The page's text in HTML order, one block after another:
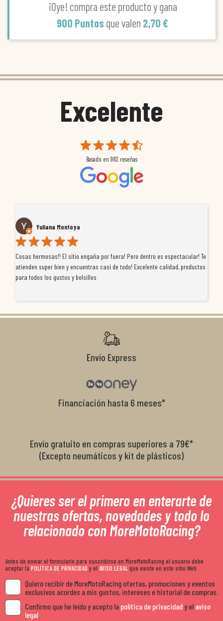
¡Oye! compra este producto y gana
900 Puntos que valen 2,70 €
Excelente
Basado en 982 reseñas
Yuliana Montoya
Cosas hermosas!! El sitio engaña por fuera! Pero dentro es espectacular! Te
atienden super bien y encuentras casi de todo! Excelente calidad, productos
para todos los gustos y bolsillos
Envío Express
Financiación hasta 6 meses*
Envío gratuito en compras superiores a 79€*
(Excepto neumáticos y kit de plásticos)
¿Quieres ser el primero en enterarte de
nuestras ofertas, novedades y todo lo
relacionado con MoreMotoRacing?
Antes de enviar el formulario para suscribirse en MoreMotoRacing el usuario debe
aceptar la POLÍTICA DE PRIVACIDADy el AVISO LEGALque existe en este sitio Web.
Quiero recibir de MoreMotoRacing ofertas, promociones y eventos
exclusivos acordes a mis gustos, intereses e historial de compras.
Confirmo que he leído y acepto la política de privacidady el aviso
legal